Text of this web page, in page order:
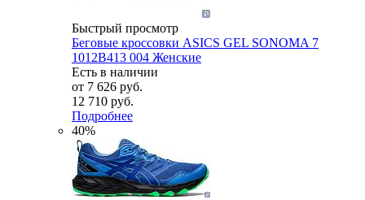
Быстрый просмотр
Беговые кроссовки ASICS GEL SONOMA 7
1012B413 004 Женские
Есть в наличии
от 7 626 руб.
12 710 руб.
Подробнее
40%